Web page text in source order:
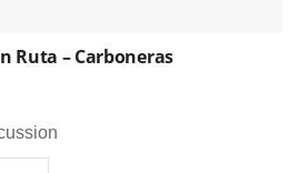
Ruta – Carboneras